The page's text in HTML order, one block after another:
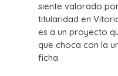
siente valorado
titularidad en
es a un proyecto
que choca con la
ficha.